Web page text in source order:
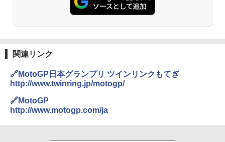
関連リンク
🔗MotoGP日本グランプリ ツインリンクもてぎ
http://www.twinring.jp/motogp/
🔗MotoGP
http://www.motogp.com/ja